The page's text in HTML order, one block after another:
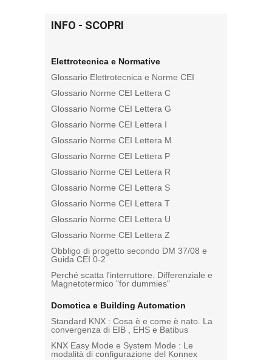
INFO - SCOPRI
Elettrotecnica e Normative
Glossario Elettrotecnica e Norme CEI
Glossario Norme CEI Lettera C
Glossario Norme CEI Lettera G
Glossario Norme CEI Lettera I
Glossario Norme CEI Lettera M
Glossario Norme CEI Lettera P
Glossario Norme CEI Lettera R
Glossario Norme CEI Lettera S
Glossario Norme CEI Lettera T
Glossario Norme CEI Lettera U
Glossario Norme CEI Lettera Z
Obbligo di progetto secondo DM 37/08 e
Guida CEI 0-2
Perché scatta l'interruttore. Differenziale e
Magnetotermico "for dummies"
Domotica e Building Automation
Standard KNX : Cosa è e come è nato. La
convergenza di EIB , EHS e Batibus
KNX Easy Mode e System Mode : Le
modalità di configurazione del Konnex